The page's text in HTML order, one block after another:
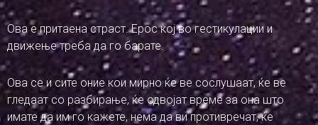
Ова е притаена страст. Ерос кој во гестикулации и
движење треба да го барате.
Ова се и сите оние кои мирно ќе ве сослушаат, ќе ве
гледаат со разбирање, ќе одвојат време за она што
имате да им го кажете, нема да ви противречат, ќе